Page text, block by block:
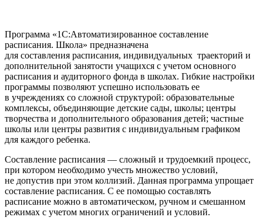
Программа «1С:Автоматизированное составление
расписания. Школа» предназначена
для составления расписания, индивидуальных траекторий и
дополнительной занятости учащихся с учетом основного
расписания и аудиторного фонда в школах. Гибкие настройки
программы позволяют успешно использовать ее
в учреждениях со сложной структурой: образовательные
комплексы, объединяющие детские сады, школы; центры
творчества и дополнительного образования детей; частные
школы или центры развития с индивидуальным графиком
для каждого ребенка.
Составление расписания — сложный и трудоемкий процесс,
при котором необходимо учесть множество условий,
не допустив при этом коллизий. Данная программа упрощает
составление расписания. С ее помощью составлять
расписание можно в автоматическом, ручном и смешанном
режимах с учетом многих ограничений и условий.